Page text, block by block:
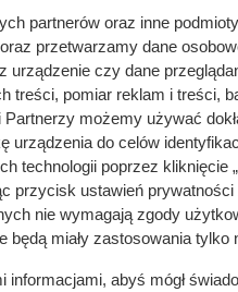
partnerów oraz inne
przetwarzamy dane
urządzenie czy dane
treści, pomiar reklam i treści,
możemy używać
urządzenia do celów
technologii poprzez kliknięcie
przycisk ustawień
nie wymagają zgody
będą miały zastosowania tylko
informacjami, abyś mógł